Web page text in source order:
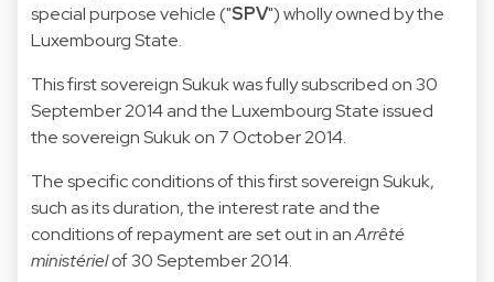
special purpose vehicle ("SPV") wholly owned by the
Luxembourg State.
This first sovereign Sukuk was fully subscribed on 30
September 2014 and the Luxembourg State issued
the sovereign Sukuk on 7 October 2014.
The specific conditions of this first sovereign Sukuk,
such as its duration, the interest rate and the
conditions of repayment are set out in anArrêté
ministérielof 30 September 2014.